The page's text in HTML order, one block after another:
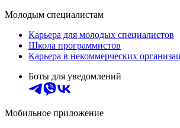
Молодым специалистам
Карьера для молодых специалистов
Школа программистов
Карьера в некоммерческих
Боты для уведомлений
Мобильное приложение